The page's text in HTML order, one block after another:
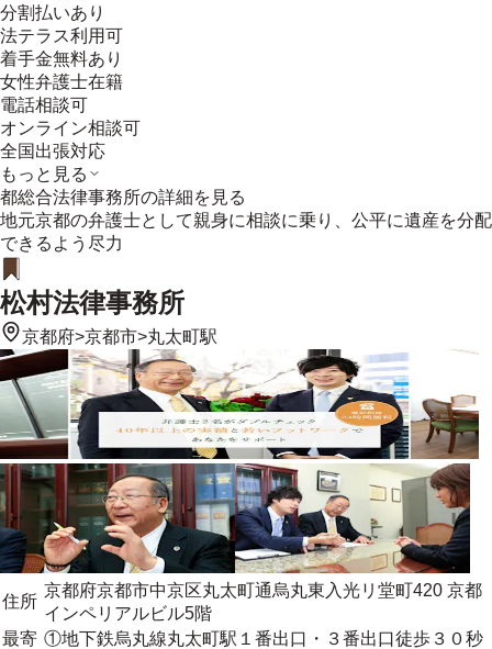
分割払いあり
法テラス利用可
着手金無料あり
女性弁護士在籍
電話相談可
オンライン相談可
全国出張対応
もっと見る
都総合法律事務所の詳細を見る
地元京都の弁護士として親身に相談に乗り、公平に遺産を分配
できるよう尽力
松村法律事務所
京都府>京都市>丸太町駅
住所
京都府京都市中京区丸太町通烏丸東入光リ堂町420 京都
インペリアルビル5階
最寄 ①地下鉄烏丸線丸太町駅１番出口・３番出口徒歩３０秒